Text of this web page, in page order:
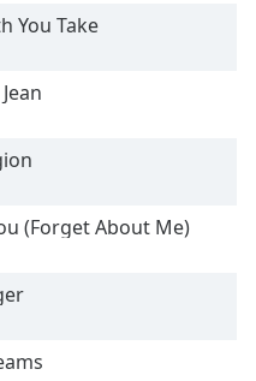
You Take
(Forget About Me)